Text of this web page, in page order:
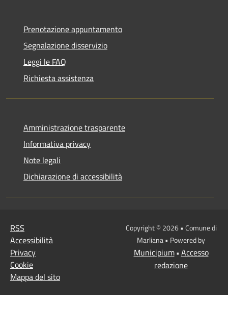
Prenotazione appuntamento
Segnalazione disservizio
Leggi le FAQ
Richiesta assistenza
Amministrazione trasparente
Informativa privacy
Note legali
Dichiarazione di accessibilità
RSS
Accessibilità
Privacy
Cookie
Mappa del sito
Copyright © 2026 • Comune di
Marliana • Powered by
Municipium• Accesso
redazione